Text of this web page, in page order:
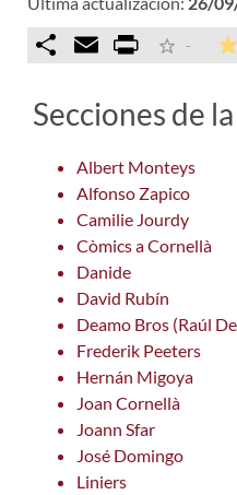
Comparteix
Email Print -
Secciones de
Albert Monteys
Alfonso Zapico
Camilie Jourdy
Còmics a Cornellà
Danide
David Rubín
Deamo Bros (Raúl
Frederik Peeters
Hernán Migoya
Joan Cornellà
Joann Sfar
José Domingo
Liniers